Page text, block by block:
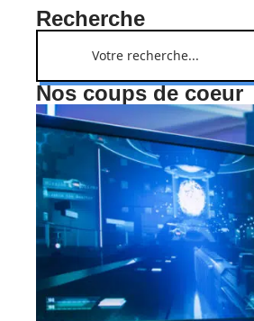
Recherche
Nos coups de coeur